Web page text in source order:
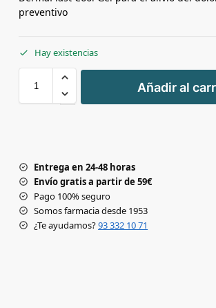
preventivo
Hay existencias
+
-
Añadir al
Entrega en 24-48 horas
Envío gratis a partir de 59€
Pago 100% seguro
Somos farmacia desde 1953
¿Te ayudamos?93 332 10 71